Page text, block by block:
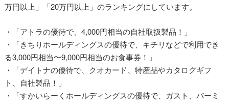
万円以上」「20万円以上」のランキングにしています。
・「アトラの優待で、4,000円相当の自社取扱製品！」
・「きちりホールディングスの優待で、キチリなどで利用でき
る3,000円相当〜9,000円相当のお食事券！」
・「デイトナの優待で、クオカード、特産品やカタログギフ
ト、自社製品！」
・「すかいらーくホールディングスの優待で、ガスト、バーミ